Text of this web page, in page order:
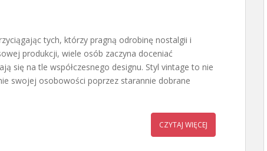
tych, którzy pragną odrobinę nostalgii i
produkcji, wiele osób zaczyna doceniać
się na tle współczesnego designu. Styl vintage to nie
swojej osobowości poprzez starannie dobrane
CZYTAJ WIĘCEJ